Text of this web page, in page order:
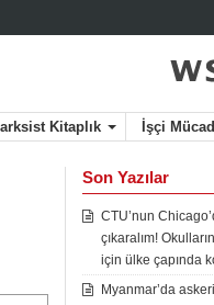
Kitaplık İşçi
Son Yazılar
CTU’nun
çıkaralım!
için ülke çapında
Myanmar’da